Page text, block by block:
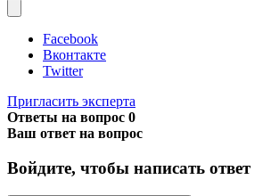
Facebook
Вконтакте
Twitter
Пригласить эксперта
Ответы на вопрос 0
Ваш ответ на вопрос
Войдите, чтобы написать ответ